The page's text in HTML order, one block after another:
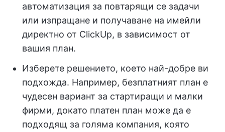
автоматизация за повтарящи се задачи
или изпращане и получаване на имейли
директно от ClickUp, в зависимост от
вашия план.
Изберете решението, което най-добре ви
подхожда. Например, безплатният план е
чудесен вариант за стартиращи и малки
фирми, докато платен план може да е
подходящ за голяма компания, която